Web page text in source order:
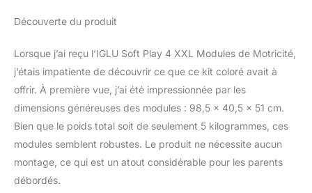
Qualité : nos produits
répondent aux normes
de qualité les plus
élevées. Chaque étape,
de la production de
mousse à la couture, est
soigneusement vérifiée
pour garantir un savoir-
faire supérieur. Nous
Découverte du produit
Lorsque j’ai reçu l’IGLU Soft Play 4 XXL Modules de Motricité,
j’étais impatiente de découvrir ce que ce kit coloré avait à
offrir. À première vue, j’ai été impressionnée par les
dimensions généreuses des modules : 98,5 x 40,5 x 51 cm.
Bien que le poids total soit de seulement 5 kilogrammes, ces
modules semblent robustes. Le produit ne nécessite aucun
montage, ce qui est un atout considérable pour les parents
débordés.